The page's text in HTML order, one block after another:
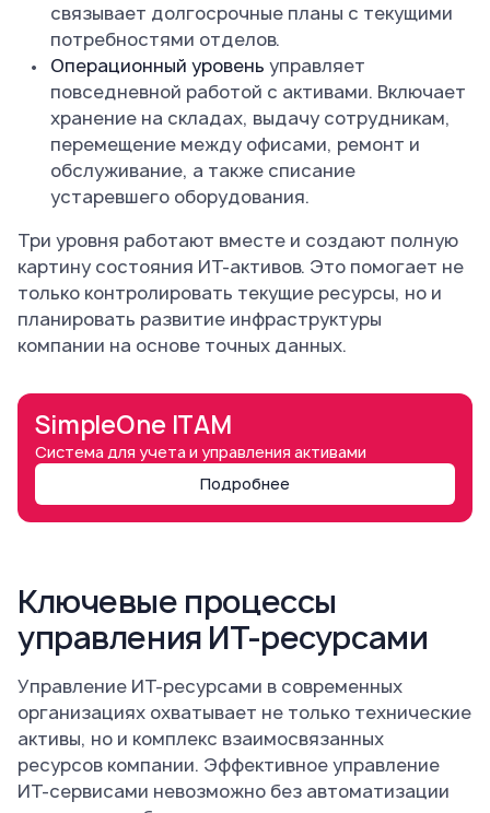
связывает долгосрочные планы с текущими
потребностями отделов.
Операционный уровень управляет
повседневной работой с активами. Включает
хранение на складах, выдачу сотрудникам,
перемещение между офисами, ремонт и
обслуживание, а также списание
устаревшего оборудования.
Три уровня работают вместе и создают полную
картину состояния ИТ-активов. Это помогает не
только контролировать текущие ресурсы, но и
планировать развитие инфраструктуры
компании на основе точных данных.
SimpleOne ITAM
Система для учета и управления активами
Подробнее
Ключевые процессы
управления ИТ-ресурсами
Управление ИТ-ресурсами в современных
организациях охватывает не только технические
активы, но и комплекс взаимосвязанных
ресурсов компании. Эффективное управление
ИТ-сервисами невозможно без автоматизации